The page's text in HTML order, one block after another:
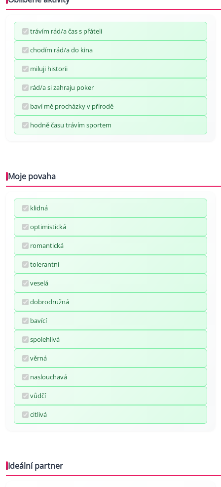
trávím rád/a čas s přáteli
chodím rád/a do kina
miluji historii
rád/a si zahraju poker
baví mě procházky v přírodě
hodně času trávím sportem
Moje povaha
klidná
optimistická
romantická
tolerantní
veselá
dobrodružná
bavící
spolehlivá
věrná
naslouchavá
vůdčí
citlivá
Ideální partner